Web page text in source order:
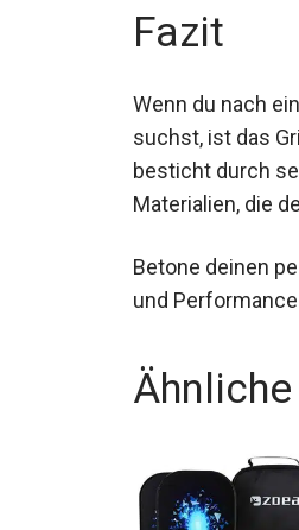
Fazit
Wenn du nach
suchst, ist das
besticht durch
Materialien, die
Betone deinen
und